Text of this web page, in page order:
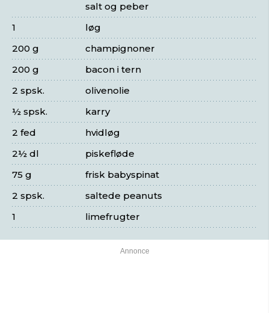
salt og peber
løg
1
champignoner
200 g
bacon i tern
200 g
olivenolie
2 spsk.
karry
½ spsk.
hvidløg
2 fed
piskefløde
2½ dl
frisk babyspinat
75 g
saltede peanuts
2 spsk.
limefrugter
1